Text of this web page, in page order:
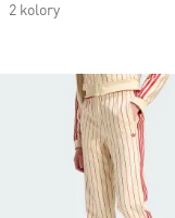
2 kolory